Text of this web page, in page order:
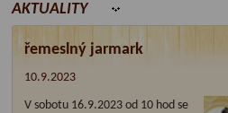
AKTUALITY
řemeslný jarmark
10.9.2023
V sobotu 16.9.2023 od 10 hod se